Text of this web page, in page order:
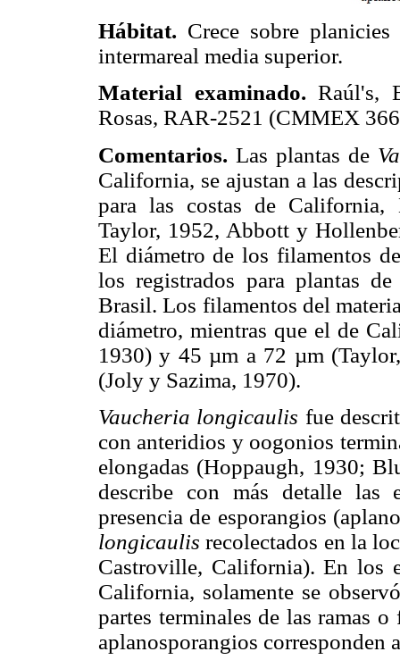
Hábitat. Crece sobre
intermareal media superior.
Material examinado. Raúl's,
Rosas, RAR-2521 (CMMEX
Comentarios. Las plantas de
California, se ajustan a las
para las costas de
Taylor, 1952, Abbott y
El diámetro de los filamentos
los registrados para plantas
Brasil. Los filamentos del
diámetro, mientras que el de
1930) y 45 µm a 72 µm
(Joly y Sazima, 1970).
Vaucheria longicaulis fue
con anteridios y oogonios
elongadas (Hoppaugh, 1930;
describe con más detalle las
presencia de esporangios
longicaulis recolectados en la
Castroville, California). En los
California, solamente se
partes terminales de las ramas
aplanosporangios corresponden